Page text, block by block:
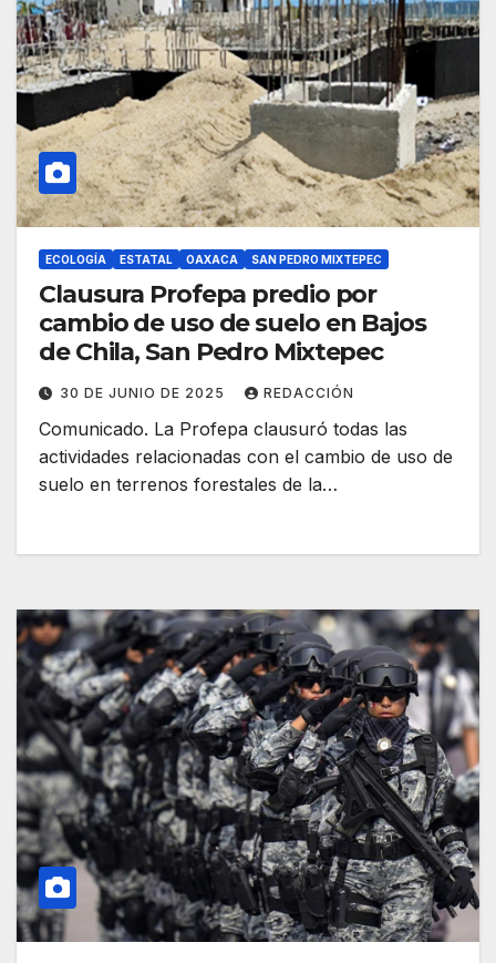
ECOLOGÍA ESTATAL OAXACA SAN PEDRO MIXTEPEC
Clausura Profepa predio por
cambio de uso de suelo en Bajos
de Chila, San Pedro Mixtepec
30 DE JUNIO DE 2025 REDACCIÓN
Comunicado. La Profepa clausuró todas las
actividades relacionadas con el cambio de uso de
suelo en terrenos forestales de la…